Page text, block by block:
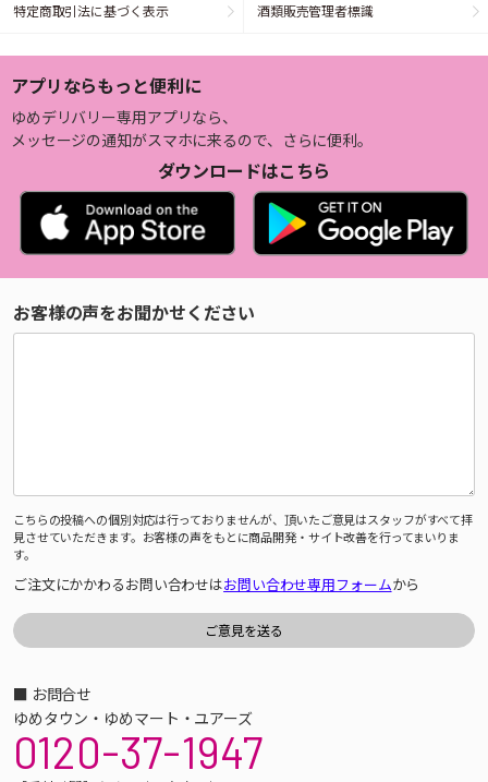
特定商取引法に基づく表示 酒類販売管理者標識
アプリならもっと便利に
ゆめデリバリー専用アプリなら、
メッセージの通知がスマホに来るので、さらに便利。
ダウンロードはこちら
お客様の声をお聞かせください
こちらの投稿への個別対応は行っておりませんが、頂いたご意見はスタッフがすべて拝
見させていただきます。お客様の声をもとに商品開発・サイト改善を行ってまいりま
す。
ご注文にかかわるお問い合わせはお問い合わせ専用フォームから
■ お問合せ
ゆめタウン・ゆめマート・ユアーズ
0120-37-1947